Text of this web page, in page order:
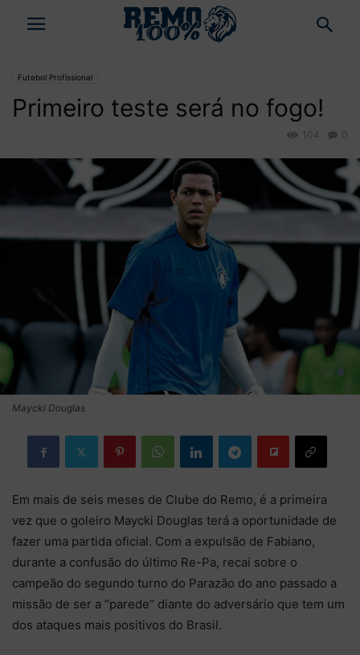
Futebol Profissional
Primeiro teste será no fogo!
0
104
Maycki Douglas
Em mais de seis meses de Clube do Remo, é a primeira
vez que o goleiro Maycki Douglas terá a oportunidade de
fazer uma partida oficial. Com a expulsão de Fabiano,
durante a confusão do último Re-Pa, recai sobre o
campeão do segundo turno do Parazão do ano passado a
missão de ser a “parede” diante do adversário que tem um
dos ataques mais positivos do Brasil.